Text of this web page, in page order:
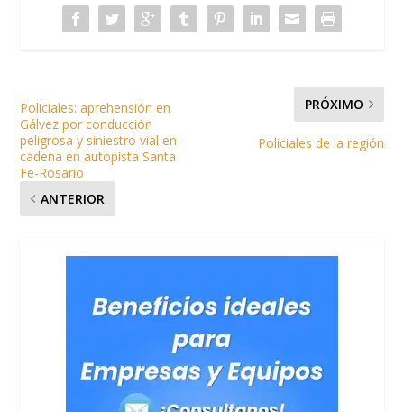
Policiales: aprehensión en
Gálvez por conducción
peligrosa y siniestro vial en
cadena en autopista Santa
Fe-Rosario
ANTERIOR
PRÓXIMO
Policiales de la región